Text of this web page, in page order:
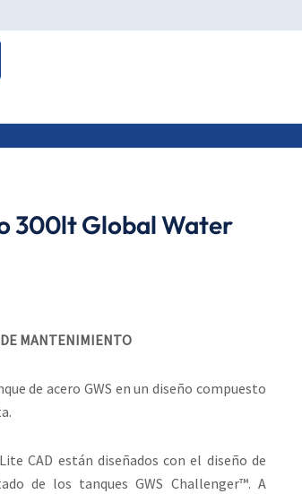
300lt Global Water
DE MANTENIMIENTO
de acero GWS en un diseño compuesto
CAD están diseñados con el diseño de
de los tanques GWS Challenger™. A